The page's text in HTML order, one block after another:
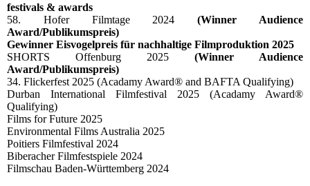
festivals & awards
58. Hofer Filmtage 2024 (Winner Audience
Award/Publikumspreis)
Gewinner Eisvogelpreis für nachhaltige Filmproduktion 2025
SHORTS Offenburg 2025 (Winner Audience
Award/Publikumspreis)
34. Flickerfest 2025 (Acadamy Award® and BAFTA Qualifying)
Durban International Filmfestival 2025 (Acadamy Award®
Qualifying)
Films for Future 2025
Environmental Films Australia 2025
Poitiers Filmfestival 2024
Biberacher Filmfestspiele 2024
Filmschau Baden-Württemberg 2024